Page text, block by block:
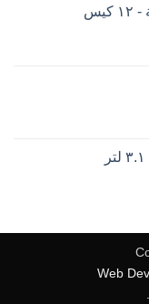
Web